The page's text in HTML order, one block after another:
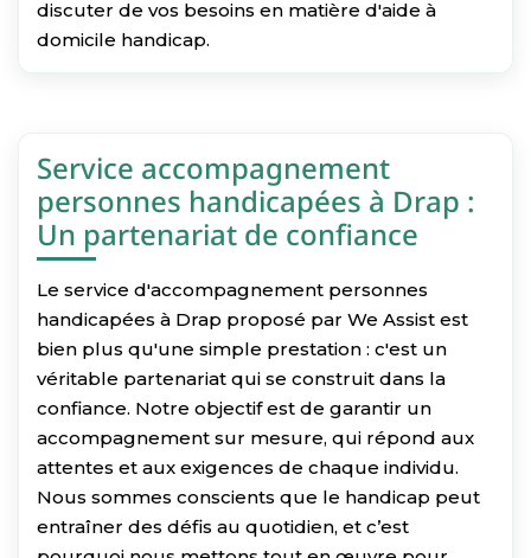
discuter de vos besoins en matière d'aide à
domicile handicap.
Service accompagnement
personnes handicapées à Drap :
Un partenariat de confiance
Le service d'accompagnement personnes
handicapées à Drap proposé par We Assist est
bien plus qu'une simple prestation : c'est un
véritable partenariat qui se construit dans la
confiance. Notre objectif est de garantir un
accompagnement sur mesure, qui répond aux
attentes et aux exigences de chaque individu.
Nous sommes conscients que le handicap peut
entraîner des défis au quotidien, et c’est